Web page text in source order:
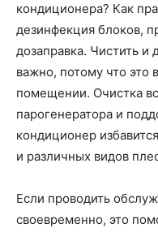
кондиционера? Как
дезинфекция блоков,
дозаправка. Чистить и
важно, потому что это
помещении. Очистка
парогенератора и
кондиционер
и различных видов
Если проводить
своевременно, это